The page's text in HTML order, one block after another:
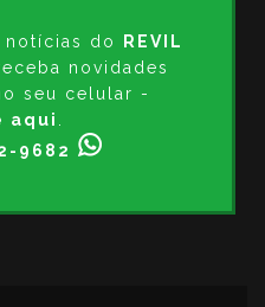
notícias do
REVIL
novidades
seu celular -
aqui
9682